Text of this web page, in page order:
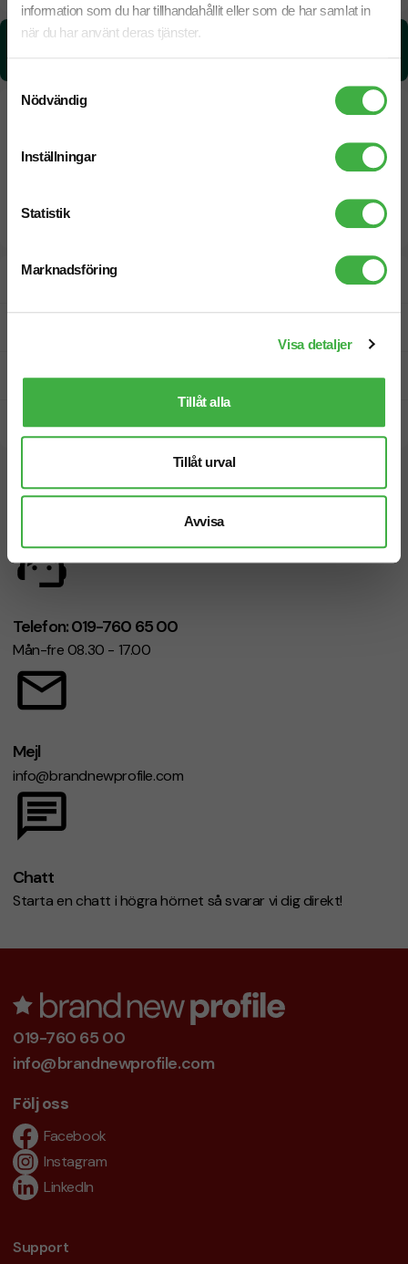
information som du har tillhandahållit eller som de har samlat in
när du har använt deras tjänster.
Samtyckesval
Nödvändig
Inställningar
Statistik
Marknadsföring
Visa detaljer
Tillåt alla
Tillåt urval
Avvisa
CO₂e -avtryck:
Designskiss inom 1 h
Prisgaranti
Snabb leverans
Vi hjälper dig gärna!
Telefon: 019-760 65 00
Mån-fre 08.30 - 17.00
Mejl
info@brandnewprofile.com
Chatt
Starta en chatt i högra hörnet så svarar vi dig direkt!
019-760 65 00
info@brandnewprofile.com
Följ oss
Facebook
Instagram
LinkedIn
Support